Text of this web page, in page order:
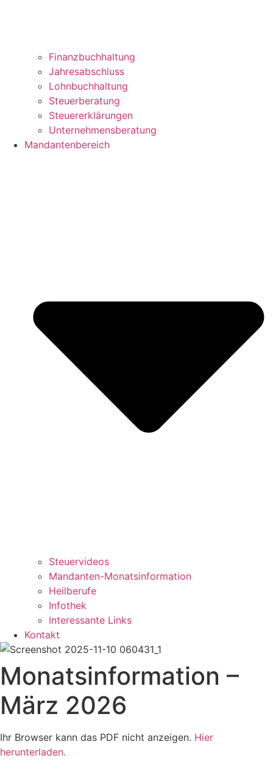
Finanzbuchhaltung
Jahresabschluss
Lohnbuchhaltung
Steuerberatung
Steuererklärungen
Unternehmensberatung
Mandantenbereich
Steuervideos
Mandanten-Monatsinformation
Heilberufe
Infothek
Interessante Links
Kontakt
Monatsinformation –
März 2026
Ihr Browser kann das PDF nicht anzeigen. Hier
herunterladen.